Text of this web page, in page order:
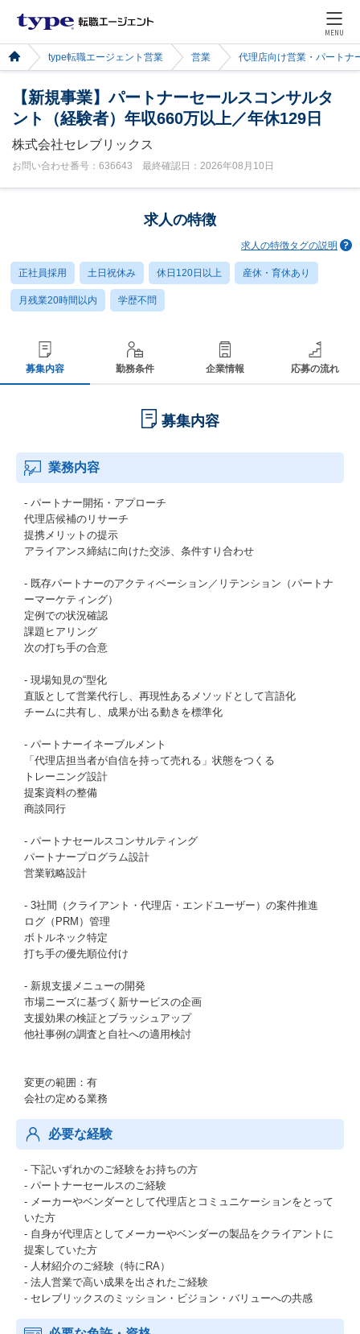
MENU
type転職エージェント営業 営業 代理店向け営業・パートナ
【新規事業】パートナーセールスコンサルタ
ント（経験者）年収660万以上／年休129日
株式会社セレブリックス
お問い合わせ番号：636643 最終確認日：2026年08月10日
求人の特徴
求人の特徴タグの説明
正社員採用 土日祝休み 休日120日以上 産休・育休あり
月残業20時間以内 学歴不問
募集内容 勤務条件 企業情報 応募の流れ
募集内容
業務内容
- パートナー開拓・アプローチ
代理店候補のリサーチ
提携メリットの提示
アライアンス締結に向けた交渉、条件すり合わせ
- 既存パートナーのアクティベーション／リテンション（パートナ
ーマーケティング）
定例での状況確認
課題ヒアリング
次の打ち手の合意
- 現場知見の“型化
直販として営業代行し、再現性あるメソッドとして言語化
チームに共有し、成果が出る動きを標準化
- パートナーイネーブルメント
「代理店担当者が自信を持って売れる」状態をつくる
トレーニング設計
提案資料の整備
商談同行
- パートナセールスコンサルティング
パートナープログラム設計
営業戦略設計
- 3社間（クライアント・代理店・エンドユーザー）の案件推進
ログ（PRM）管理
ボトルネック特定
打ち手の優先順位付け
- 新規支援メニューの開発
市場ニーズに基づく新サービスの企画
支援効果の検証とブラッシュアップ
他社事例の調査と自社への適用検討
変更の範囲：有
会社の定める業務
必要な経験
- 下記いずれかのご経験をお持ちの方
- パートナーセールスのご経験
- メーカーやベンダーとして代理店とコミュニケーションをとって
いた方
- 自身が代理店としてメーカーやベンダーの製品をクライアントに
提案していた方
- 人材紹介のご経験（特にRA）
- 法人営業で高い成果を出されたご経験
- セレブリックスのミッション・ビジョン・バリューへの共感